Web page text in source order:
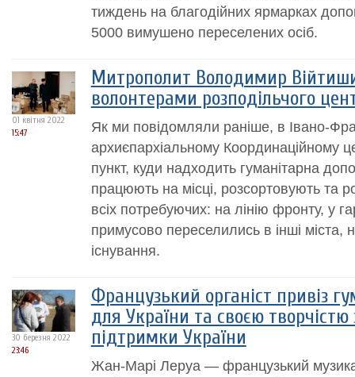
тиждень на благодійних ярмарках
5000 вимушено переселених осіб.
01 квітня 2022
15:47
Митрополит Володимир
волонтерами розподільчого
Як ми повідомляли раніше, в Івано-
архиєпархіальному Координаційному
пункт, куди надходить гуманітарна
працюють на місці, розсортовують та
всіх потребуючих: на лінію фронту, у
примусово переселились в інші міста,
існування.
30 березня 2022
23:46
Французький органіст привіз
для України та своєю
підтримки України
Жан-Марі Леруа — французький